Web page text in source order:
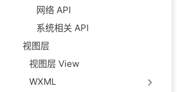
网络 API
系统相关 API
视图层
视图层 View
WXML